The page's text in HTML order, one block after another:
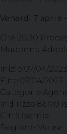
Venerdì 7 aprile
Ore 20:30
Madonna
Inizio: 07/04/
Fine: 07/04/2023
Categorie:
Indirizzo: 86170
Città: Isernia
Regione: Molise